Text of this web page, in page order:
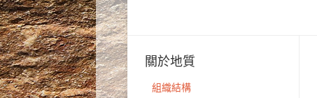
關於地質
組織結構